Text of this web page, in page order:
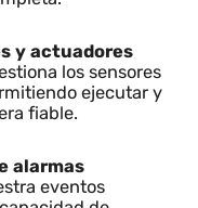
tiempo real
transmiten vídeo